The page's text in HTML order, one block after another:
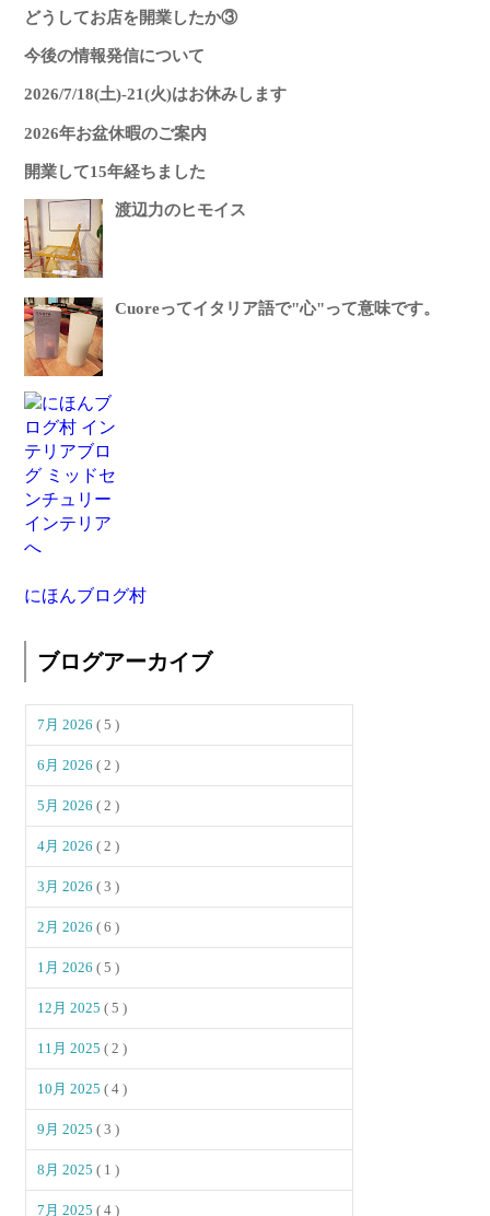
どうしてお店を開業したか③
今後の情報発信について
2026/7/18(土)-21(火)はお休みします
2026年お盆休暇のご案内
開業して15年経ちました
渡辺力のヒモイス
Cuoreってイタリア語で"心"って意味です。
にほんブログ村
ブログアーカイブ
7月 2026( 5 )
6月 2026( 2 )
5月 2026( 2 )
4月 2026( 2 )
3月 2026( 3 )
2月 2026( 6 )
1月 2026( 5 )
12月 2025( 5 )
11月 2025( 2 )
10月 2025( 4 )
9月 2025( 3 )
8月 2025( 1 )
7月 2025( 4 )